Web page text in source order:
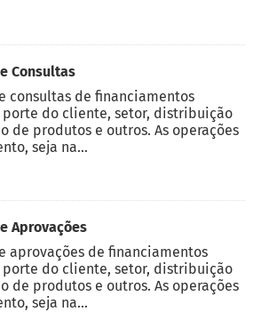
Consultas
consultas de financiamentos
porte do cliente, setor, distribuição
de produtos e outros. As operações
seja na...
Aprovações
aprovações de financiamentos
porte do cliente, setor, distribuição
de produtos e outros. As operações
seja na...